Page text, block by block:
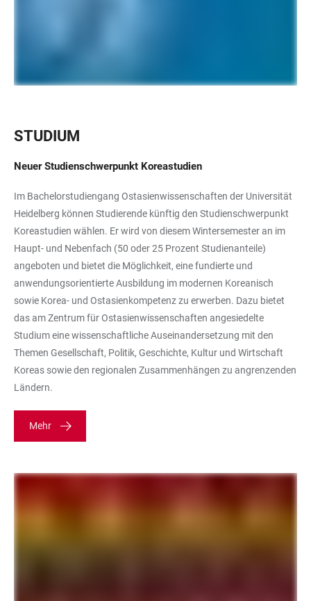
STUDIUM
Neuer Studienschwerpunkt Koreastudien
Im Bachelorstudiengang Ostasienwissenschaften der Universität
Heidelberg können Studierende künftig den Studienschwerpunkt
Koreastudien wählen. Er wird von diesem Wintersemester an im
Haupt- und Nebenfach (50 oder 25 Prozent Studienanteile)
angeboten und bietet die Möglichkeit, eine fundierte und
anwendungsorientierte Ausbildung im modernen Koreanisch
sowie Korea- und Ostasienkompetenz zu erwerben. Dazu bietet
das am Zentrum für Ostasienwissenschaften angesiedelte
Studium eine wissenschaftliche Auseinandersetzung mit den
Themen Gesellschaft, Politik, Geschichte, Kultur und Wirtschaft
Koreas sowie den regionalen Zusammenhängen zu angrenzenden
Ländern.
Mehr